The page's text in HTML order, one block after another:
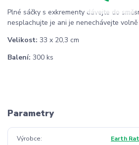
Plné sáčky s exkrementy dávejte do
nesplachujte je ani je nenechávejte volně
Velikost: 33 x 20,3 cm
Balení: 300 ks
Parametry
Výrobce Earth